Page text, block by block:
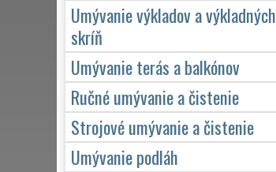
Umývanie výkladov a výkladných
skríň
Umývanie terás a balkónov
Ručné umývanie a čistenie
Strojové umývanie a čistenie
Umývanie podláh